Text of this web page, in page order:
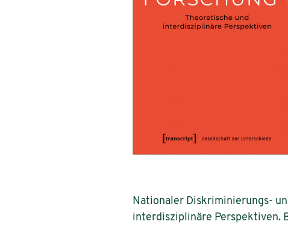
Nationaler Diskriminierungs-
interdisziplinäre Perspektiven.